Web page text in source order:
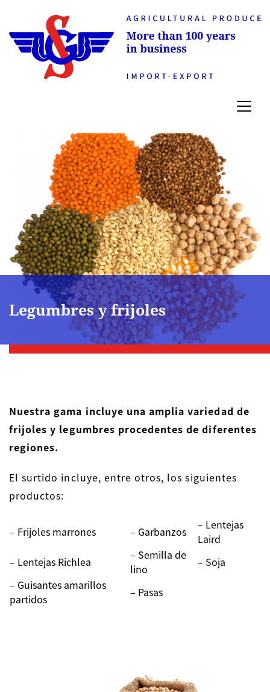
Legumbres y frijoles
Nuestra gama incluye una amplia variedad de
frijoles y legumbres procedentes de diferentes
regiones.
El surtido incluye, entre otros, los siguientes
productos:
– Frijoles marrones – Garbanzos
– Lentejas
Laird
– Lentejas Richlea
– Semilla de
lino
– Soja
– Guisantes amarillos
partidos
– Pasas